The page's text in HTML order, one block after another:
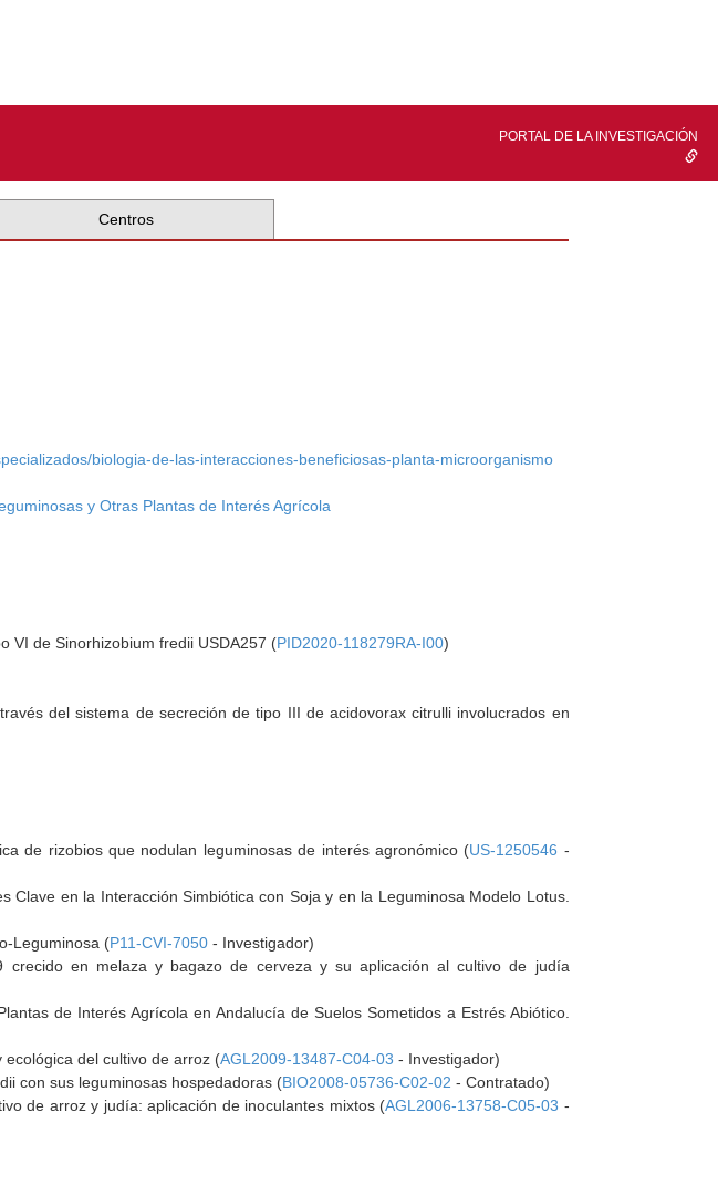
PORTAL DE LA INVESTIGACIÓN
Centros
biologia-de-las-interacciones-beneficiosas-planta-microorganismo
y Otras Plantas de Interés Agrícola
VI de Sinorhizobium fredii USDA257 (PID2020-118279RA-I00)
del sistema de secreción de tipo III de acidovorax citrulli involucrados en
de rizobios que nodulan leguminosas de interés agronómico (US-1250546 -
Clave en la Interacción Simbiótica con Soja y en la Leguminosa Modelo Lotus.
Leguminosa (P11-CVI-7050 - Investigador)
crecido en melaza y bagazo de cerveza y su aplicación al cultivo de judía
de Interés Agrícola en Andalucía de Suelos Sometidos a Estrés Abiótico.
del cultivo de arroz (AGL2009-13487-C04-03 - Investigador)
con sus leguminosas hospedadoras (BIO2008-05736-C02-02 - Contratado)
de arroz y judía: aplicación de inoculantes mixtos (AGL2006-13758-C05-03 -